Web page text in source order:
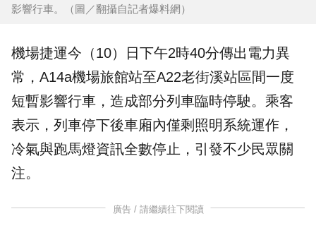
影響行車。（圖／翻攝自記者爆料網）
機場捷運今（10）日下午2時40分傳出 電力異
常 ，A14a機場旅館站至A22老街溪站區間一度
短暫影響行車，造成部分列車臨時停駛。乘客
表示，列車停下後車廂內僅剩 照明 系統運作，
冷氣與跑馬燈資訊全數停止，引發不少民眾關
注。
廣告 / 請繼續往下閱讀